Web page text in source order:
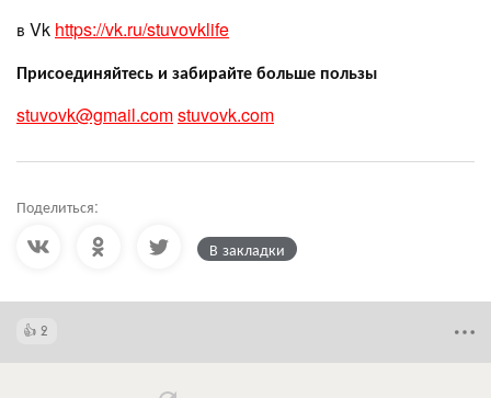
в Vk https://vk.ru/stuvovklife
Присоединяйтесь и забирайте больше пользы
stuvovk@gmail.comstuvovk.com
Поделиться:
В закладки
2